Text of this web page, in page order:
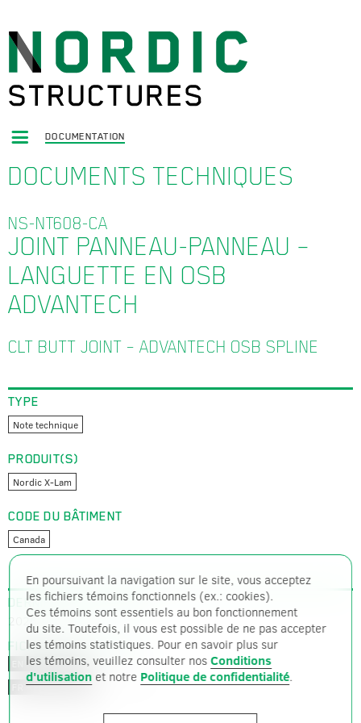
DOCUMENTATION
DOCUMENTS TECHNIQUES
NS-NT608-CA
JOINT PANNEAU-PANNEAU –
LANGUETTE EN OSB
ADVANTECH
CLT BUTT JOINT – ADVANTECH OSB SPLINE
TYPE
Note technique
PRODUIT(S)
Nordic X-Lam
CODE DU BÂTIMENT
Canada
DERNIÈRE MISE À JOUR
2026-07-14
FICHIERS DISPONIBLES
EN – ANGLAIS PDF – 155 ko
FR – FRANÇAIS PDF – 153 ko
En poursuivant la navigation sur le site, vous acceptez
les fichiers témoins fonctionnels (ex.: cookies).
Ces témoins sont essentiels au bon fonctionnement
du site. Toutefois, il vous est possible de ne pas accepter
les témoins statistiques. Pour en savoir plus sur
les témoins, veuillez consulter nosConditions
d'utilisation et notre Politique de confidentialité.